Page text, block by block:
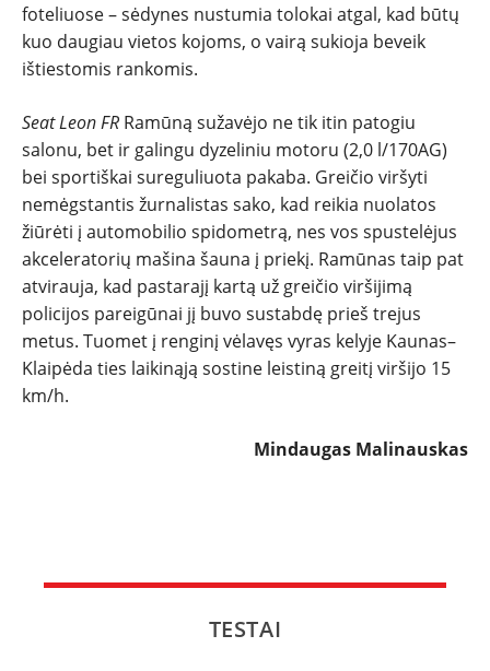
foteliuose – sėdynes nustumia tolokai atgal, kad būtų
kuo daugiau vietos kojoms, o vairą sukioja beveik
ištiestomis rankomis.
Seat Leon FR Ramūną sužavėjo ne tik itin patogiu
salonu, bet ir galingu dyzeliniu motoru (2,0 l/170AG)
bei sportiškai sureguliuota pakaba. Greičio viršyti
nemėgstantis žurnalistas sako, kad reikia nuolatos
žiūrėti į automobilio spidometrą, nes vos spustelėjus
akceleratorių mašina šauna į priekį. Ramūnas taip pat
atvirauja, kad pastarajį kartą už greičio viršijimą
policijos pareigūnai jį buvo sustabdę prieš trejus
metus. Tuomet į renginį vėlavęs vyras kelyje Kaunas–
Klaipėda ties laikinąją sostine leistiną greitį viršijo 15
km/h.
Mindaugas Malinauskas
TESTAI